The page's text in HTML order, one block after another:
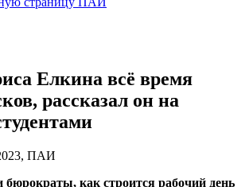
Елкина всё время
рассказал он на
ПАИ
бюрократы, как строится рабочий день